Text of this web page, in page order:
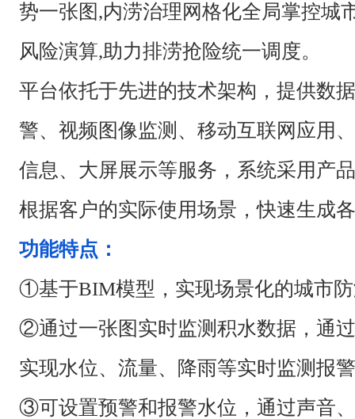
势一张图,内涝治理网格化全局掌控城
风险演算,助力排涝抢险统一调度。
平台依托于先进的技术架构，提供数
警、视频图像监测、移动互联网应用
信息、大屏展示等服务，系统采用产
根据客户的实际使用场景，快速生成
功能特点：
①基于BIM模型，实现场景化的城市
②通过一张图实时监测积水数据，通
实现水位、流量、降雨等实时监测报
③可设置预警和报警水位，通过声音